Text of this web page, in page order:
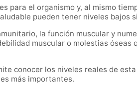
para el organismo y, al mismo
pueden tener niveles bajos
la función muscular y
muscular o molestias
conocer los niveles reales de
más importantes.